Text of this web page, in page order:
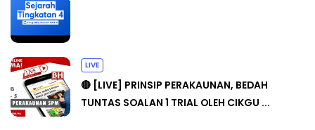
LIVE
🔴 [LIVE] PRINSIP PERAKAUNAN, BEDAH
TUNTAS SOALAN 1 TRIAL OLEH CIKGU ...